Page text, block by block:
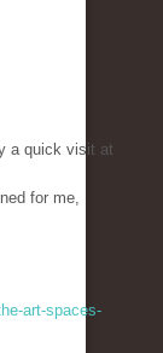
a quick visit at
for me,
art-spaces-